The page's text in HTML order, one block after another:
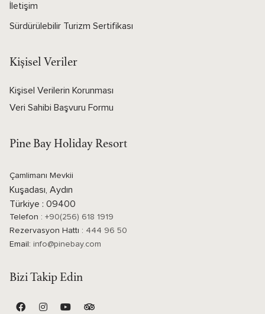
İletişim
Sürdürülebilir Turizm Sertifikası
Kişisel Veriler
Kişisel Verilerin Korunması
Veri Sahibi Başvuru Formu
Pine Bay Holiday Resort
Çamlimanı Mevkii
Kuşadası, Aydın
Türkiye : 09400
Telefon : +90(256) 618 1919
Rezervasyon Hattı : 444 96 50
Email: info@pinebay.com
Bizi Takip Edin